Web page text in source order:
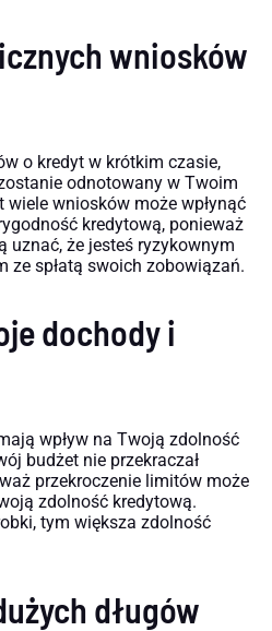
wniosków
o kredyt w krótkim czasie,
odnotowany w Twoim
wniosków może wpłynąć
kredytową, ponieważ
uznać, że jesteś ryzykownym
ze spłatą swoich zobowiązań.
dochody i
wpływ na Twoją zdolność
budżet nie przekraczał
przekroczenie limitów może
zdolność kredytową.
tym większa zdolność
długów